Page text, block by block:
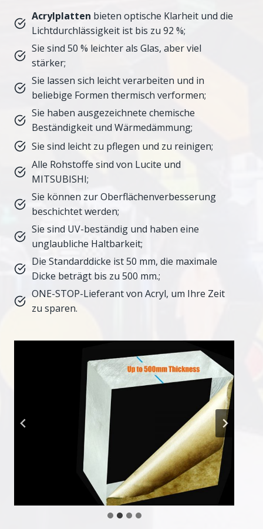
Acrylplatten bieten optische Klarheit und die
Lichtdurchlässigkeit ist bis zu 92 %;
Sie sind 50 % leichter als Glas, aber viel
stärker;
Sie lassen sich leicht verarbeiten und in
beliebige Formen thermisch verformen;
Sie haben ausgezeichnete chemische
Beständigkeit und Wärmedämmung;
Sie sind leicht zu pflegen und zu reinigen;
Alle Rohstoffe sind von Lucite und
MITSUBISHI;
Sie können zur Oberflächenverbesserung
beschichtet werden;
Sie sind UV-beständig und haben eine
unglaubliche Haltbarkeit;
Die Standarddicke ist 50 mm, die maximale
Dicke beträgt bis zu 500 mm.;
ONE-STOP-Lieferant von Acryl, um Ihre Zeit
zu sparen.